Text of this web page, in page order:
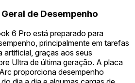
de Desempenho
6 Pro está preparado para
principalmente em tarefas
artificial, graças aos seus
Ultra de última geração. A placa
proporciona desempenho